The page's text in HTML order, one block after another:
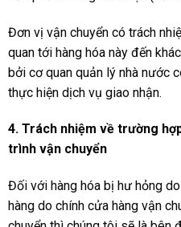
Đơn vị vận chuyển có trách
quan tới hàng hóa này đến
bởi cơ quan quản lý nhà nước
thực hiện dịch vụ giao nhận.
4. Trách nhiệm về trường
trình vận chuyển
Đối với hàng hóa bị hư hỏng
hàng do chính cửa hàng vận